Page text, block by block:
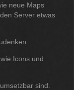
11:18
neue Maps
Server etwas
Icons und
sind.